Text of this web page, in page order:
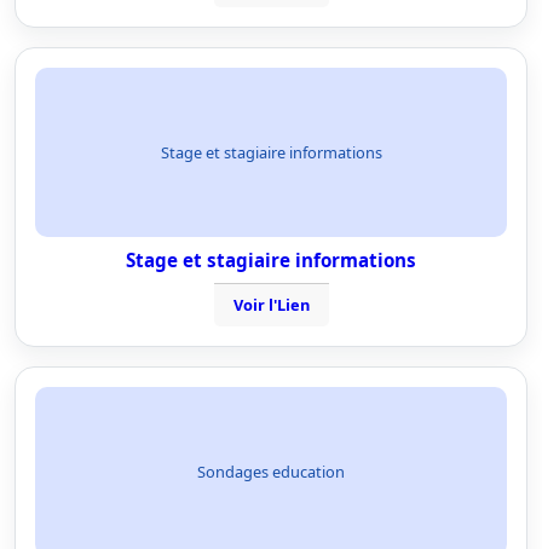
Stage et stagiaire informations
Stage et stagiaire informations
Voir l'Lien
Sondages education